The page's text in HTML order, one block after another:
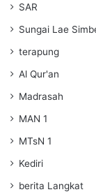
SAR
Sungai Lae
terapung
Al Qur'an
Madrasah
MAN 1
MTsN 1
Kediri
berita Langkat